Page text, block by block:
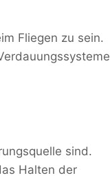
Fliegen zu sein.
sind.
Halten der